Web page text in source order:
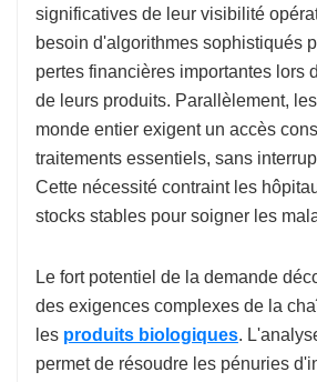
significatives de leur visibilité
besoin d'algorithmes sophistiqués
pertes financières importantes lors
de leurs produits. Parallèlement,
monde entier exigent un accès
traitements essentiels, sans
Cette nécessité contraint les
stocks stables pour soigner les
Le fort potentiel de la demande
des exigences complexes de la
les produits biologiques.
permet de résoudre les pénuries